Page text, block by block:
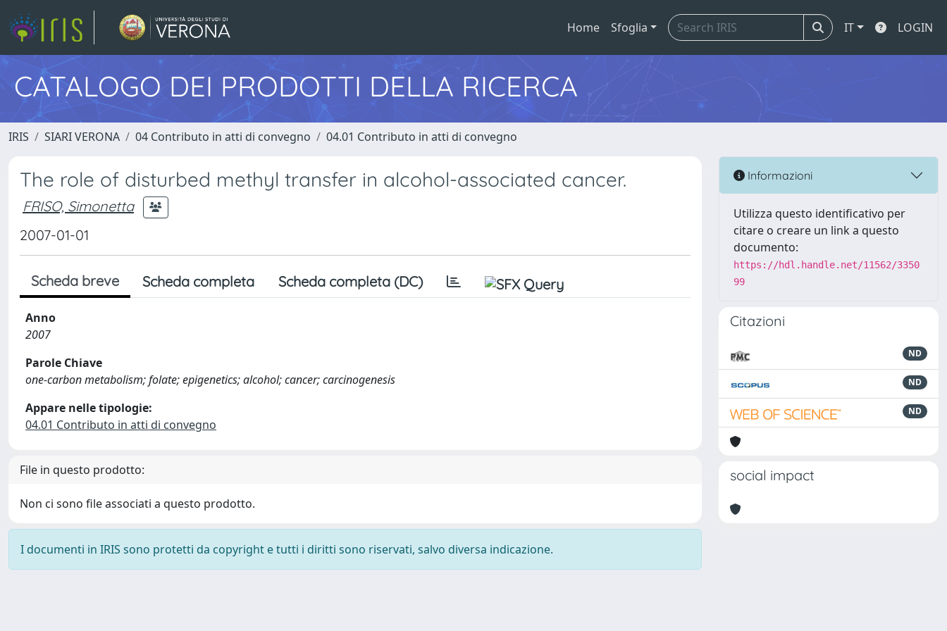
Home Sfoglia IT LOGIN
CATALOGO DEI PRODOTTI DELLA RICERCA
IRIS SIARI VERONA 04 Contributo in atti di convegno 04.01 Contributo in atti di convegno
The role of disturbed methyl transfer in alcohol-associated cancer.
FRISO, Simonetta
2007-01-01
Scheda breve Scheda completa Scheda completa (DC)
Anno
2007
Parole Chiave
one-carbon metabolism; folate; epigenetics; alcohol; cancer; carcinogenesis
Appare nelle tipologie:
04.01 Contributo in atti di convegno
File in questo prodotto:
Non ci sono file associati a questo prodotto.
I documenti in IRIS sono protetti da copyright e tutti i diritti sono riservati, salvo diversa indicazione.
Informazioni
Utilizza questo identificativo per
citare o creare un link a questo
documento:
https://hdl.handle.net/11562/3350
99
Citazioni
ND
ND
ND
social impact